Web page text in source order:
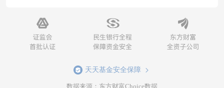
天天基金安全保障
数据来源：东方财富Choice数据